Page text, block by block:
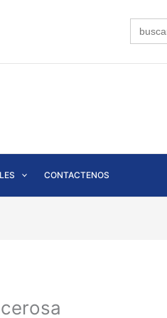
Buscar:
CONTACTENOS